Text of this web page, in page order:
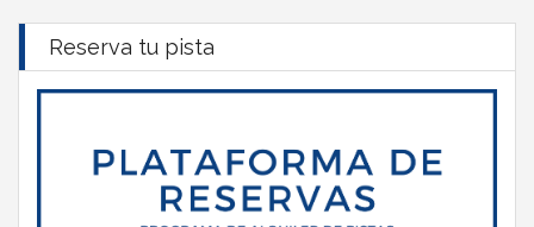
Reserva tu pista